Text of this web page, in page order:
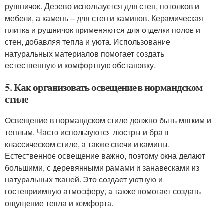
рушничок. Дерево используется для стен, потолков и
мебели, а камень – для стен и каминов. Керамическая
плитка и рушничок применяются для отделки полов и
стен, добавляя тепла и уюта. Использование
натуральных материалов помогает создать
естественную и комфортную обстановку.
5. Как организовать освещение в нормандском
стиле
Освещение в нормандском стиле должно быть мягким и
теплым. Часто используются люстры и бра в
классическом стиле, а также свечи и камины.
Естественное освещение важно, поэтому окна делают
большими, с деревянными рамами и занавесками из
натуральных тканей. Это создает уютную и
гостеприимную атмосферу, а также помогает создать
ощущение тепла и комфорта.